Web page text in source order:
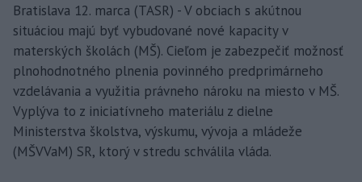
Bratislava 12. marca (TASR) - V obciach s akútnou
situáciou majú byť vybudované nové kapacity v
materských školách (MŠ). Cieľom je zabezpečiť možnosť
plnohodnotného plnenia povinného predprimárneho
vzdelávania a využitia právneho nároku na miesto v MŠ.
Vyplýva to z iniciatívneho materiálu z dielne
Ministerstva školstva, výskumu, vývoja a mládeže
(MŠVVaM) SR, ktorý v stredu schválila vláda.